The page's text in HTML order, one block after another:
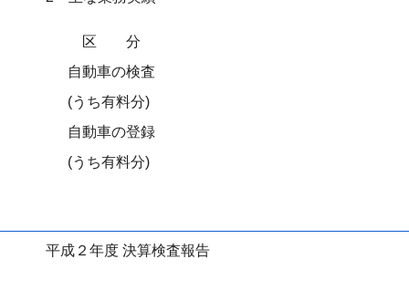
区分
自動車の検査
(うち有料分)
自動車の登録
(うち有料分)
平成２年度 決算検査報告